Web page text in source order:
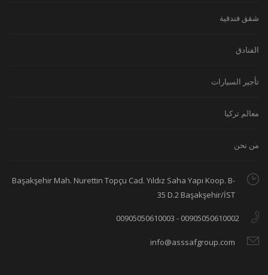
شقق فندقية
الفنادق
تأجير السيارات
معالم تركيا
من نحن
Başakşehir Mah. Nurettin Topçu Cad. Yıldız Saha Yapı Koop. B-
35 D.2 Başakşehir/İST
00905050610002 - 00905050610003
info@asssafgroup.com